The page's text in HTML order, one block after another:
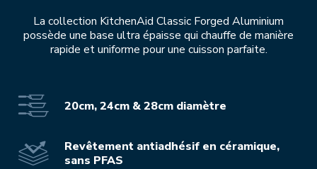
La collection KitchenAid Classic Forged Aluminium
possède une base ultra épaisse qui chauffe de manière
rapide et uniforme pour une cuisson parfaite.
20cm, 24cm & 28cm diamètre
Revêtement antiadhésif en céramique,
sans PFAS